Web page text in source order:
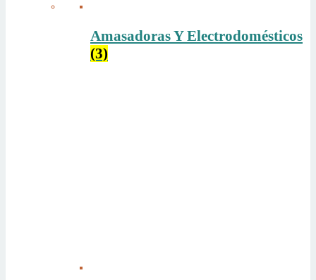
Amasadoras Y Electrodomésticos
(3)